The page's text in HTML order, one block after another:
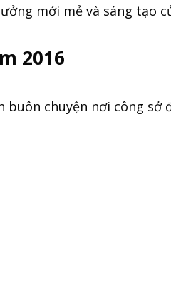
mới mẻ và sáng tạo
2016
chuyện nơi công